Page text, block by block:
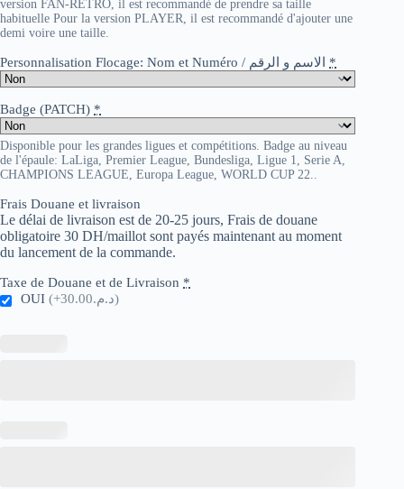
version FAN-RETRO, il est recommandé de prendre sa taille
habituelle Pour la version PLAYER, il est recommandé d'ajouter une
demi voire une taille.
Personnalisation Flocage: Nom et Numéro / الاسم و الرقم *
Badge (PATCH) *
Disponible pour les grandes ligues et compétitions. Badge au niveau
de l'épaule: LaLiga, Premier League, Bundesliga, Ligue 1, Serie A,
CHAMPIONS LEAGUE, Europa League, WORLD CUP 22..
Frais Douane et livraison
Le délai de livraison est de 20-25 jours, Frais de douane
obligatoire 30 DH/maillot sont payés maintenant au moment
du lancement de la commande.
Taxe de Douane et de Livraison *
OUI
(+د.م.30.00)